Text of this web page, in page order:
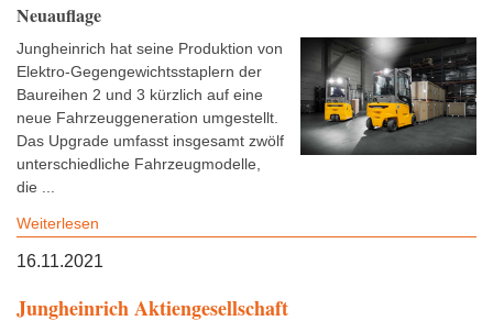
Neuauflage
Jungheinrich hat seine Produktion von
Elektro-Gegengewichtsstaplern der
Baureihen 2 und 3 kürzlich auf eine
neue Fahrzeuggeneration umgestellt.
Das Upgrade umfasst insgesamt zwölf
unterschiedliche Fahrzeugmodelle,
die ...
Weiterlesen
16.11.2021
Jungheinrich Aktiengesellschaft